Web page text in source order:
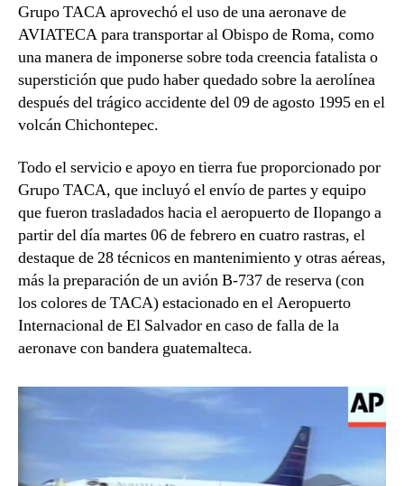
Grupo TACA aprovechó el uso de una aeronave de
AVIATECA para transportar al Obispo de Roma, como
una manera de imponerse sobre toda creencia fatalista o
superstición que pudo haber quedado sobre la aerolínea
después del trágico accidente del 09 de agosto 1995 en el
volcán Chichontepec.
Todo el servicio e apoyo en tierra fue proporcionado por
Grupo TACA, que incluyó el envío de partes y equipo
que fueron trasladados hacia el aeropuerto de Ilopango a
partir del día martes 06 de febrero en cuatro rastras, el
destaque de 28 técnicos en mantenimiento y otras aéreas,
más la preparación de un avión B-737 de reserva (con
los colores de TACA) estacionado en el Aeropuerto
Internacional de El Salvador en caso de falla de la
aeronave con bandera guatemalteca.